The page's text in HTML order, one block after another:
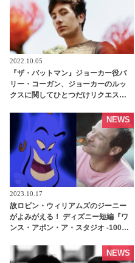
2022.10.05
『ザ・バットマン』ジョーカー役バ
リー・コーガン、ジョーカーのルッ
クスに関してひとつだけリクエスト
tvgroove
2023.10.17
故ロビン・ウィリアムズのジーニー
がよみがえる！ ディズニー短編『ワ
ンス・アポン・ア・スタジオ -100年
物の声が使用され話題に
NEWS
NEWS